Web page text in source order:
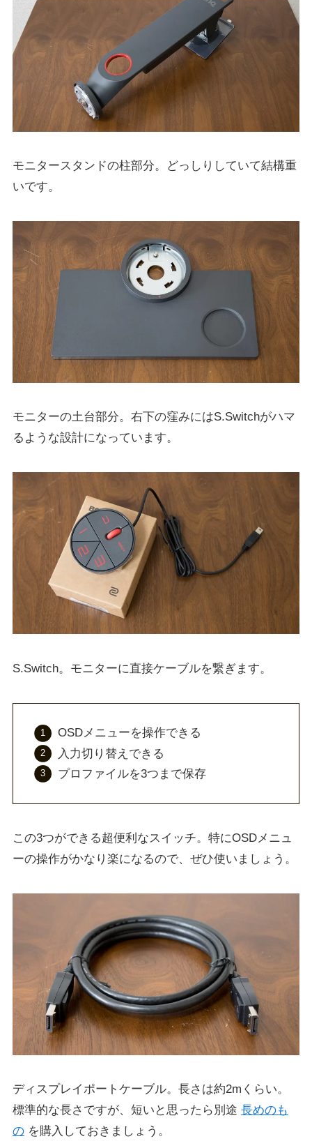
モニタースタンドの柱部分。どっしりしていて結構重
いです。
モニターの土台部分。右下の窪みにはS.Switchがハマ
るような設計になっています。
S.Switch。モニターに直接ケーブルを繋ぎます。
OSDメニューを操作できる
入力切り替えできる
プロファイルを3つまで保存
この3つができる超便利なスイッチ。特にOSDメニュ
ーの操作がかなり楽になるので、ぜひ使いましょう。
ディスプレイポートケーブル。長さは約2mくらい。
標準的な長さですが、短いと思ったら別途 長めのも
のを購入しておきましょう。